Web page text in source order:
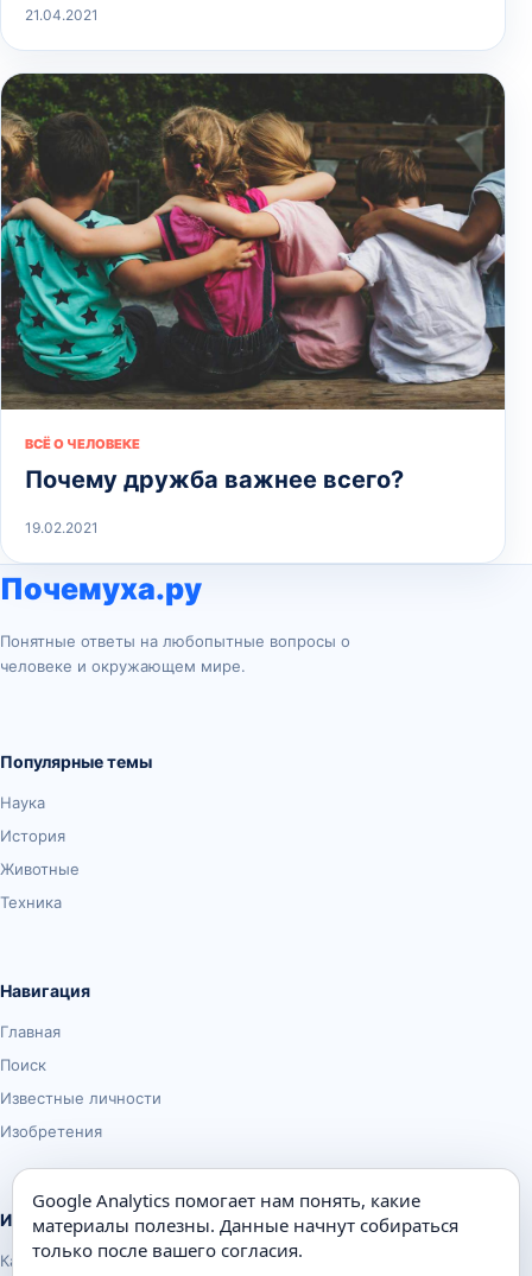
21.04.2021
ВСЁ О ЧЕЛОВЕКЕ
Почему дружба важнее всего?
19.02.2021
Почемуха.ру
Понятные ответы на любопытные вопросы о
человеке и окружающем мире.
Популярные темы
Наука
История
Животные
Техника
Навигация
Главная
Поиск
Известные личности
Изобретения
Информация
Карта сайта
Google Analytics помогает нам понять, какие
материалы полезны. Данные начнут собираться
только после вашего согласия.